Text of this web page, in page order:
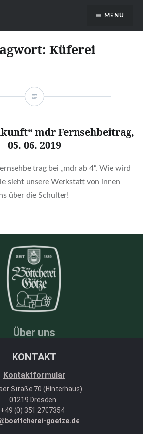
Dresden
MENÜ
Küferei
mdr Fernsehbeitrag,
05. 06. 2019
bei „mdr ab 4“. Wie wird
sieht unsere Werkstatt von innen
über die Schulter!
Über uns
KONTAKT
Kontaktformular
Straße 70 (Hinterhaus)
01219 Dresden
+49 (0) 351 2707354
goetze.de